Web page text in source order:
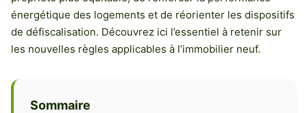
énergétique des logements et de réorienter les dispositifs
de défiscalisation. Découvrez ici l’essentiel à retenir sur
les nouvelles règles applicables à l’immobilier neuf.
Sommaire